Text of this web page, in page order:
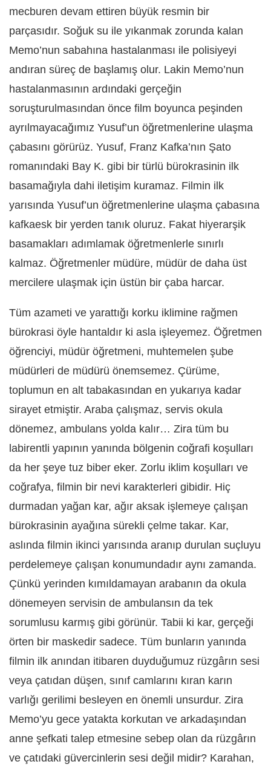
mecburen devam ettiren büyük resmin bir
parçasıdır. Soğuk su ile yıkanmak zorunda kalan
Memo’nun sabahına hastalanması ile polisiyeyi
andıran süreç de başlamış olur. Lakin Memo’nun
hastalanmasının ardındaki gerçeğin
soruşturulmasından önce film boyunca peşinden
ayrılmayacağımız Yusuf’un öğretmenlerine ulaşma
çabasını görürüz. Yusuf, Franz Kafka’nın Şato
romanındaki Bay K. gibi bir türlü bürokrasinin ilk
basamağıyla dahi iletişim kuramaz. Filmin ilk
yarısında Yusuf’un öğretmenlerine ulaşma çabasına
kafkaesk bir yerden tanık oluruz. Fakat hiyerarşik
basamakları adımlamak öğretmenlerle sınırlı
kalmaz. Öğretmenler müdüre, müdür de daha üst
mercilere ulaşmak için üstün bir çaba harcar.
Tüm azameti ve yarattığı korku iklimine rağmen
bürokrasi öyle hantaldır ki asla işleyemez. Öğretmen
öğrenciyi, müdür öğretmeni, muhtemelen şube
müdürleri de müdürü önemsemez. Çürüme,
toplumun en alt tabakasından en yukarıya kadar
sirayet etmiştir. Araba çalışmaz, servis okula
dönemez, ambulans yolda kalır… Zira tüm bu
labirentli yapının yanında bölgenin coğrafi koşulları
da her şeye tuz biber eker. Zorlu iklim koşulları ve
coğrafya, filmin bir nevi karakterleri gibidir. Hiç
durmadan yağan kar, ağır aksak işlemeye çalışan
bürokrasinin ayağına sürekli çelme takar. Kar,
aslında filmin ikinci yarısında aranıp durulan suçluyu
perdelemeye çalışan konumundadır aynı zamanda.
Çünkü yerinden kımıldamayan arabanın da okula
dönemeyen servisin de ambulansın da tek
sorumlusu karmış gibi görünür. Tabii ki kar, gerçeği
örten bir maskedir sadece. Tüm bunların yanında
filmin ilk anından itibaren duyduğumuz rüzgârın sesi
veya çatıdan düşen, sınıf camlarını kıran karın
varlığı gerilimi besleyen en önemli unsurdur. Zira
Memo’yu gece yatakta korkutan ve arkadaşından
anne şefkati talep etmesine sebep olan da rüzgârın
ve çatıdaki güvercinlerin sesi değil midir? Karahan,